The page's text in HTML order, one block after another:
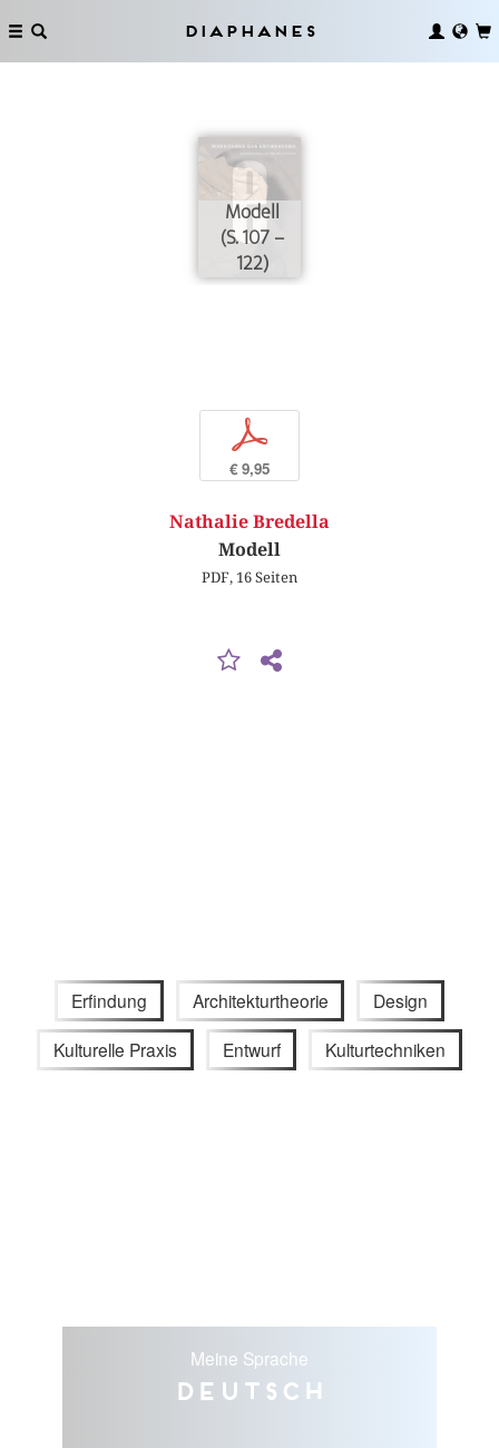
Diaphanes
Modell
(S. 107 –
122)
p
€ 9,95
Nathalie Bredella
Modell
PDF, 16 Seiten
Erfindung Architekturtheorie Design
Kulturelle Praxis Entwurf Kulturtechniken
Meine Sprache
Deutsch